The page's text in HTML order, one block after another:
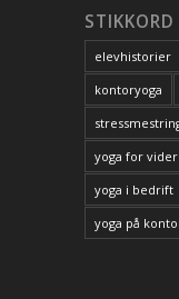
STIKKORD
elevhistorier
kontoryoga
yoga for
yoga i bedrift
yoga på